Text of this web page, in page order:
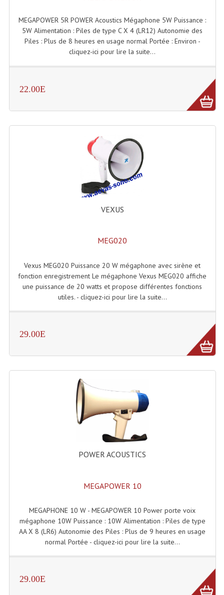
Filtres Passifs
Haut-Parleurs Amplis Guitare
Platines Disque Vinyles
Lecteurs Cd À Plats
Lecteurs Cd À Plats Lecteur MP3
Lecteurs Double Cd Mixage Intégrée
Lecteurs Lasers Simple Et Mp3 (rack 19")
Digital Package Et Logiciel
Enregistreur Numérique
Microphones Scène Et Studio
Microphones Filaires
Micro Sans Fil HF VHF 200MHZ
Micro Sans Fil HF UHF 800MHZ
Microphones De Surface
Portes Voix Mégaphones
MEGAPOWER 5R POWER Acoustics Mégaphone 5W Puissance :
5W Alimentation : Piles de type C X 4 (LR12) Autonomie des
Piles : Plus de 8 heures en usage normal Portée : Environ -
cliquez-ici pour lire la suite...
22.00E
VEXUS
MEG020
Vexus MEG020 Puissance 20 W mégaphone avec sirène et
fonction enregistrement Le mégaphone Vexus MEG020 affiche
une puissance de 20 watts et propose différentes fonctions
utiles. - cliquez-ici pour lire la suite...
29.00E
POWER ACOUSTICS
MEGAPOWER 10
MEGAPHONE 10 W - MEGAPOWER 10 Power porte voix
mégaphone 10W Puissance : 10W Alimentation : Piles de type
AA X 8 (LR6) Autonomie des Piles : Plus de 9 heures en usage
normal Portée - cliquez-ici pour lire la suite...
29.00E